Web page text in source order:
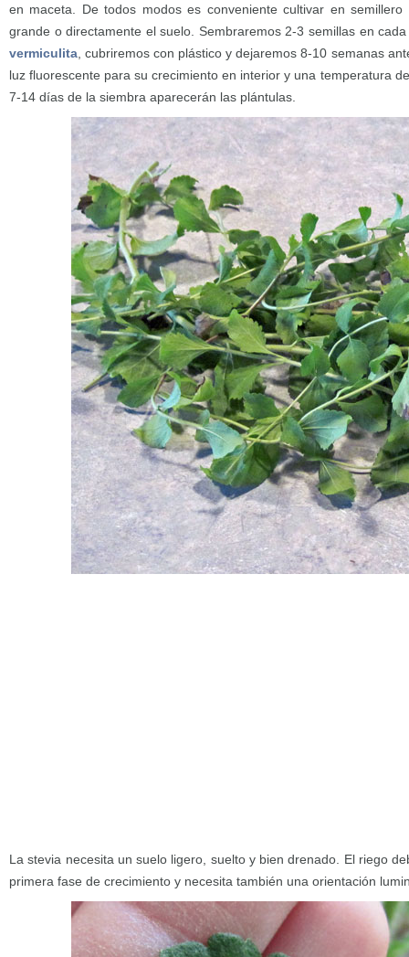
en maceta. De todos modos es conveniente cultivar en
grande o directamente el suelo. Sembraremos 2-3 semillas en
vermiculita , cubriremos con plástico y dejaremos 8-10 semanas
luz fluorescente para su crecimiento en interior y una temperatura
7-14 días de la siembra aparecerán las plántulas.
La stevia necesita un suelo ligero, suelto y bien drenado. El riego
primera fase de crecimiento y necesita también una orientación